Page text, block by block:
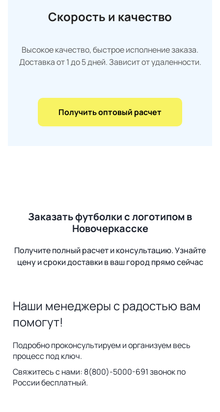
Скорость и качество
Высокое качество, быстрое исполнение заказа.
Доставка от 1 до 5 дней. Зависит от удаленности.
Получить оптовый расчет
Заказать футболки с логотипом в
Новочеркасске
Получите полный расчет и консультацию. Узнайте
цену и сроки доставки в ваш город прямо сейчас
Наши менеджеры с радостью вам
помогут!
Подробно проконсультируем и организуем весь
процесс под ключ.
Свяжитесь с нами: 8(800)-5000-691 звонок по
России бесплатный.